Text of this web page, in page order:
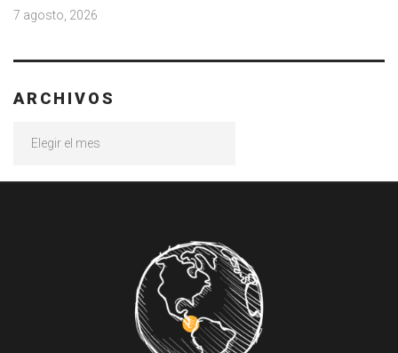
7 agosto, 2026
ARCHIVOS